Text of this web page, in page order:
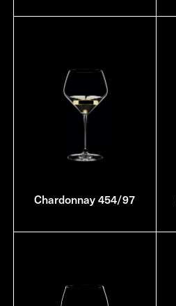
Chardonnay 454/97